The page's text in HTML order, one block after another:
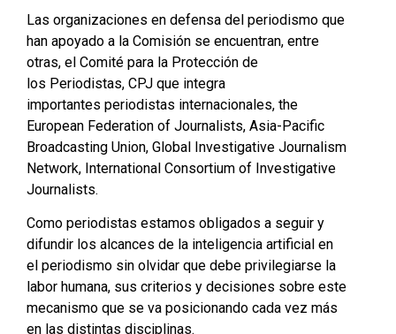
Las organizaciones en defensa del periodismo que
han apoyado a la Comisión se encuentran, entre
otras, el Comité para la Protección de
los Periodistas, CPJ que integra
importantes periodistas internacionales, the
European Federation of Journalists, Asia-Pacific
Broadcasting Union, Global Investigative Journalism
Network, International Consortium of Investigative
Journalists.
Como periodistas estamos obligados a seguir y
difundir los alcances de la inteligencia artificial en
el periodismo sin olvidar que debe privilegiarse la
labor humana, sus criterios y decisiones sobre este
mecanismo que se va posicionando cada vez más
en las distintas disciplinas.